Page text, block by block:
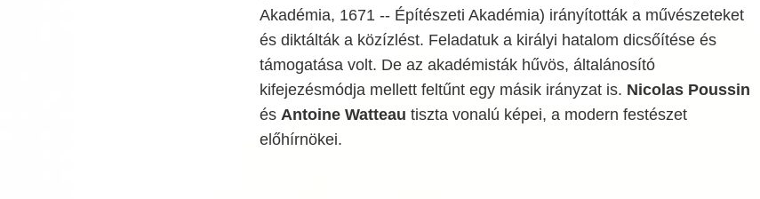
Akadémia, 1671 -- Építészeti Akadémia) irányították a művészeteket
és diktálták a közízlést. Feladatuk a királyi hatalom dicsőítése és
támogatása volt. De az akadémisták hűvös, általánosító
kifejezésmódja mellett feltűnt egy másik irányzat is. Nicolas Poussin
és Antoine Watteau tiszta vonalú képei, a modern festészet
előhírnökei.